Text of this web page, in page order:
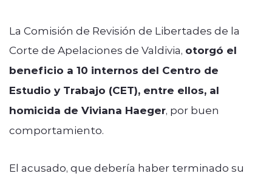
La Comisión de Revisión de Libertades de la
Corte de Apelaciones de Valdivia, otorgó el
beneficio a 10 internos del Centro de
Estudio y Trabajo (CET), entre ellos, al
homicida de Viviana Haeger, por buen
comportamiento.
El acusado, que debería haber terminado su